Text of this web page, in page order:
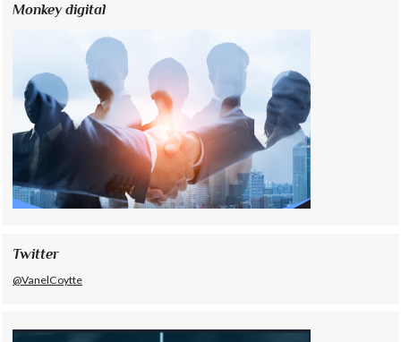
Monkey digital
Twitter
@VanelCoytte